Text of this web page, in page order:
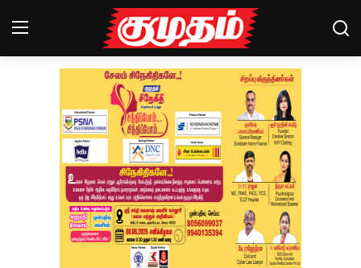
Magazines